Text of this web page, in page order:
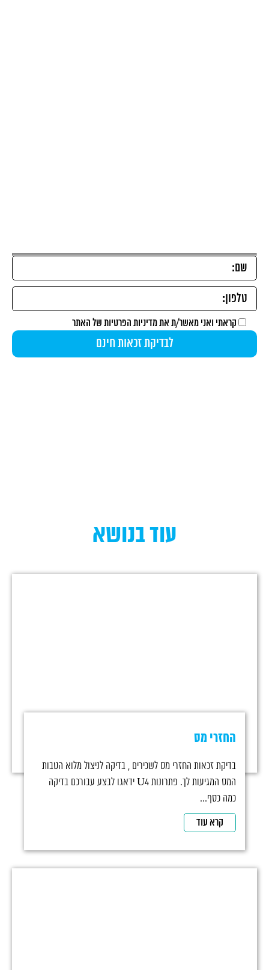
קראתי ואני מאשר/ת אתמדיניות הפרטיות של האתר
עוד בנושא
החזרי מס
בדיקת זכאות החזרי מס לשכירים , בדיקה לניצול מלוא הטבות
המס המגיעות לך. פתרונות U4 ידאגו לבצע עבורכם בדיקה
כמה כסף...
קרא עוד